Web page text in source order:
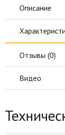
Описание
Отзывы (0)
Видео